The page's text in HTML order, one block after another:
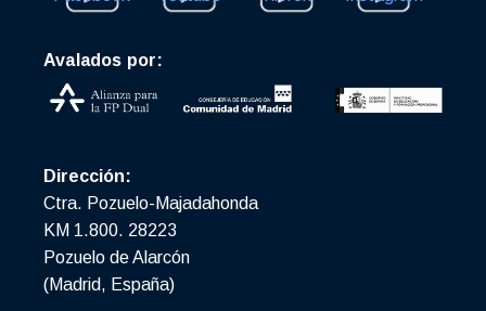
Avalados por:
Dirección:
Ctra. Pozuelo-Majadahonda
KM 1.800. 28223
Pozuelo de Alarcón
(Madrid, España)